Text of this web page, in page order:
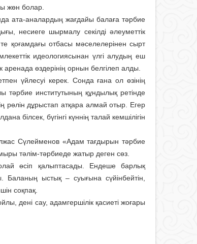
жөн болар.
ата-аналардың жағдайы балаға тәрбие
несиеге шырмалу секілді әлеуметтік
қоғамдағы отбасы мәселелерінен сырт
идеологиясынан үлгі алудың еш
өздерінің орнын белгілеп алды.
үйлесуі керек. Сонда ғана ол өзінің
тәрбие институтының құндылық ретінде
рөлін дұрыстап атқара алмай отыр. Егер
білсек, бүгінгі күннің талай кемшілігін
Сүлейменов «Адам тағдырын тәрбие
тәлім-тәрбиеде жатыр деген сөз.
өсіп қалыптасады. Ендеше барлық
ыстық – суығына сүйінбейтін,
соқпақ.
дені сау, адамгершілік қасиеті жоғары